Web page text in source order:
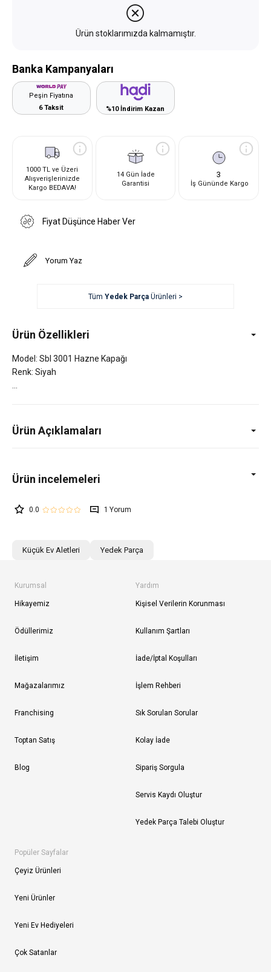
Ürün stoklarımızda kalmamıştır.
Banka Kampanyaları
Peşin Fiyatına
6 Taksit
%10 İndirim Kazan
1000 TL ve Üzeri
Alışverişlerinizde
Kargo BEDAVA!
14 Gün İade
Garantisi
3
İş Gününde Kargo
Fiyat Düşünce Haber Ver
Yorum Yaz
Tüm Yedek ParçaÜrünleri >
Ürün Özellikleri
Model: Sbl 3001 Hazne Kapağı
Renk: Siyah
Ürün Açıklamaları
0.0 1
Küçük Ev Aletleri Yedek Parça
Kurumsal
Hikayemiz
Ödüllerimiz
İletişim
Mağazalarımız
Franchising
Toptan Satış
Blog
Yardım
Kişisel Verilerin Korunması
Kullanım Şartları
İade/İptal Koşulları
İşlem Rehberi
Sık Sorulan Sorular
Kolay İade
Sipariş Sorgula
Servis Kaydı Oluştur
Yedek Parça Talebi Oluştur
Popüler Sayfalar
Çeyiz Ürünleri
Yeni Ürünler
Yeni Ev Hediyeleri
Çok Satanlar